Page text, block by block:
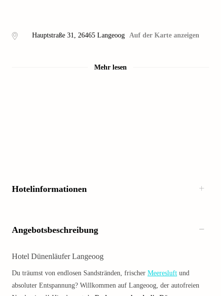
Hauptstraße 31, 26465 Langeoog Auf der Karte anzeigen
Mehr lesen
Hotelinformationen
Angebotsbeschreibung
Hotel Dünenläufer Langeoog
Du träumst von endlosen Sandstränden, frischer Meeresluft und
absoluter Entspannung? Willkommen auf Langeoog, der autofreien